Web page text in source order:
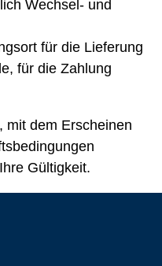
Wechsel- und
für die Lieferung
für die Zahlung
mit dem Erscheinen
Gültigkeit.